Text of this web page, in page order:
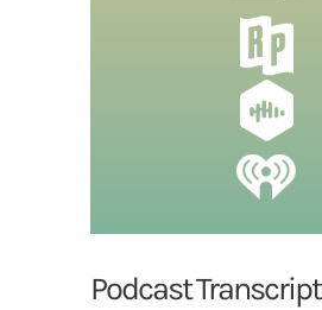
Podcast Transcript